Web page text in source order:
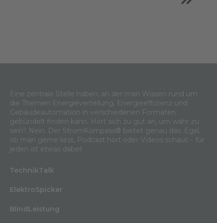
Eine zentrale Stelle haben, an der man Wissen rund um
die Themen Energieverteilung, Energieeffizienz und
Gebäudeautomation in verschiedenen Formaten
gebündelt finden kann. Hört sich zu gut an, um wahr zu
sein? Nein. Der StromKompass® bietet genau das. Egal,
ob man gerne liest, Podcast hört oder Videos schaut – für
jeden ist etwas dabei!
TechnikTalk
ElektroSpicker
BlindLeistung